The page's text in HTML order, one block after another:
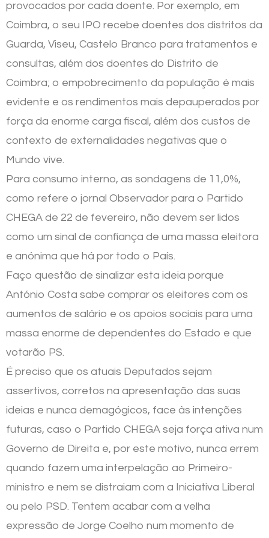
provocados por cada doente. Por exemplo, em
Coimbra, o seu IPO recebe doentes dos distritos da
Guarda, Viseu, Castelo Branco para tratamentos e
consultas, além dos doentes do Distrito de
Coimbra; o empobrecimento da população é mais
evidente e os rendimentos mais depauperados por
força da enorme carga fiscal, além dos custos de
contexto de externalidades negativas que o
Mundo vive.
Para consumo interno, as sondagens de 11,0%,
como refere o jornal Observador para o Partido
CHEGA de 22 de fevereiro, não devem ser lidos
como um sinal de confiança de uma massa eleitora
e anónima que há por todo o País.
Faço questão de sinalizar esta ideia porque
António Costa sabe comprar os eleitores com os
aumentos de salário e os apoios sociais para uma
massa enorme de dependentes do Estado e que
votarão PS.
É preciso que os atuais Deputados sejam
assertivos, corretos na apresentação das suas
ideias e nunca demagógicos, face às intenções
futuras, caso o Partido CHEGA seja força ativa num
Governo de Direita e, por este motivo, nunca errem
quando fazem uma interpelação ao Primeiro-
ministro e nem se distraiam com a Iniciativa Liberal
ou pelo PSD. Tentem acabar com a velha
expressão de Jorge Coelho num momento de